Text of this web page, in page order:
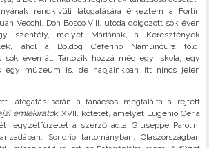
rendkívüli látogatására érkeztem a Fortín
Vecchi, Don Bosco VIII. utóda dolgozott sok éven
szentély, melyet Máriának, a Keresztények
ahol a Boldog Ceferino Namuncurá földi
sok éven át. Tartozik hozzá még egy iskola, egy
egy múzeum is, de napjainkban itt nincs jelen
látogatás során a tanácsos megtalálta a rejtett
emlékiratok XVII. kötetét, amelyet Eugenio Ceria
jegyzetfüzetet a szerző adta Giuseppe Parolini
Sondrio tartományban, Olaszországban